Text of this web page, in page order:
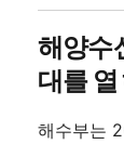
해양수
대를
해수부는